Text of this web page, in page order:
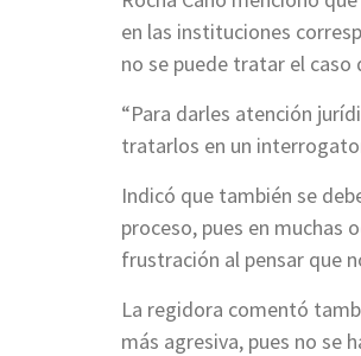
en las instituciones
no se puede tratar el
“Para darles atención
tratarlos en un
Indicó que también se
proceso, pues en muchas
frustración al pensar que
La regidora comentó
más agresiva, pues no se